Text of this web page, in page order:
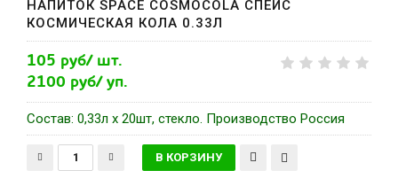
НАПИТОК SPACE COSMOCOLA СПЕЙС
КОСМИЧЕСКАЯ КОЛА 0.33Л
105 руб/ шт.
2100 руб/ уп.
Состав: 0,33л x 20шт, стекло. Производство Россия